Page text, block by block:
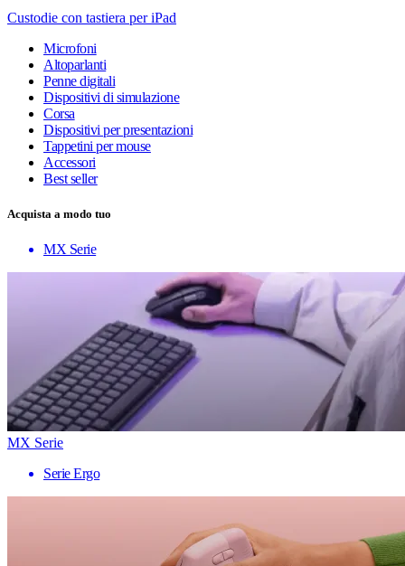
Custodie con tastiera per iPad
Microfoni
Altoparlanti
Penne digitali
Dispositivi di simulazione
Corsa
Dispositivi per presentazioni
Tappetini per mouse
Accessori
Best seller
Acquista a modo tuo
MX Serie
MX Serie
Serie Ergo